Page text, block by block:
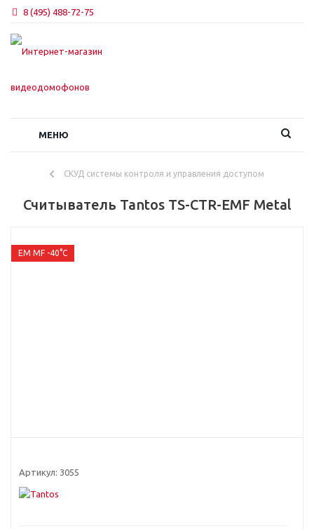
8 (495) 488-72-75
МЕНЮ
СКУД системы контроля и управления доступом
Считыватель Tantos TS-CTR-EMF Metal
EM MF -40°С
Артикул: 3055